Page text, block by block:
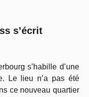
s’écrit
s’habille d’une
Le lieu n’a pas été
ce nouveau quartier